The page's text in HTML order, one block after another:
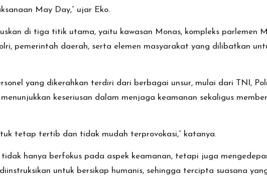
May Day,” ujar Eko.
di tiga titik utama, yaitu kawasan Monas, kompleks parlemen
pemerintah daerah, serta elemen masyarakat yang dilibatkan
yang dikerahkan terdiri dari berbagai unsur, mulai dari TNI,
keseriusan dalam menjaga keamanan sekaligus
tetap tertib dan tidak mudah terprovokasi,” katanya.
hanya berfokus pada aspek keamanan, tetapi juga
untuk bersikap humanis, sehingga tercipta suasana